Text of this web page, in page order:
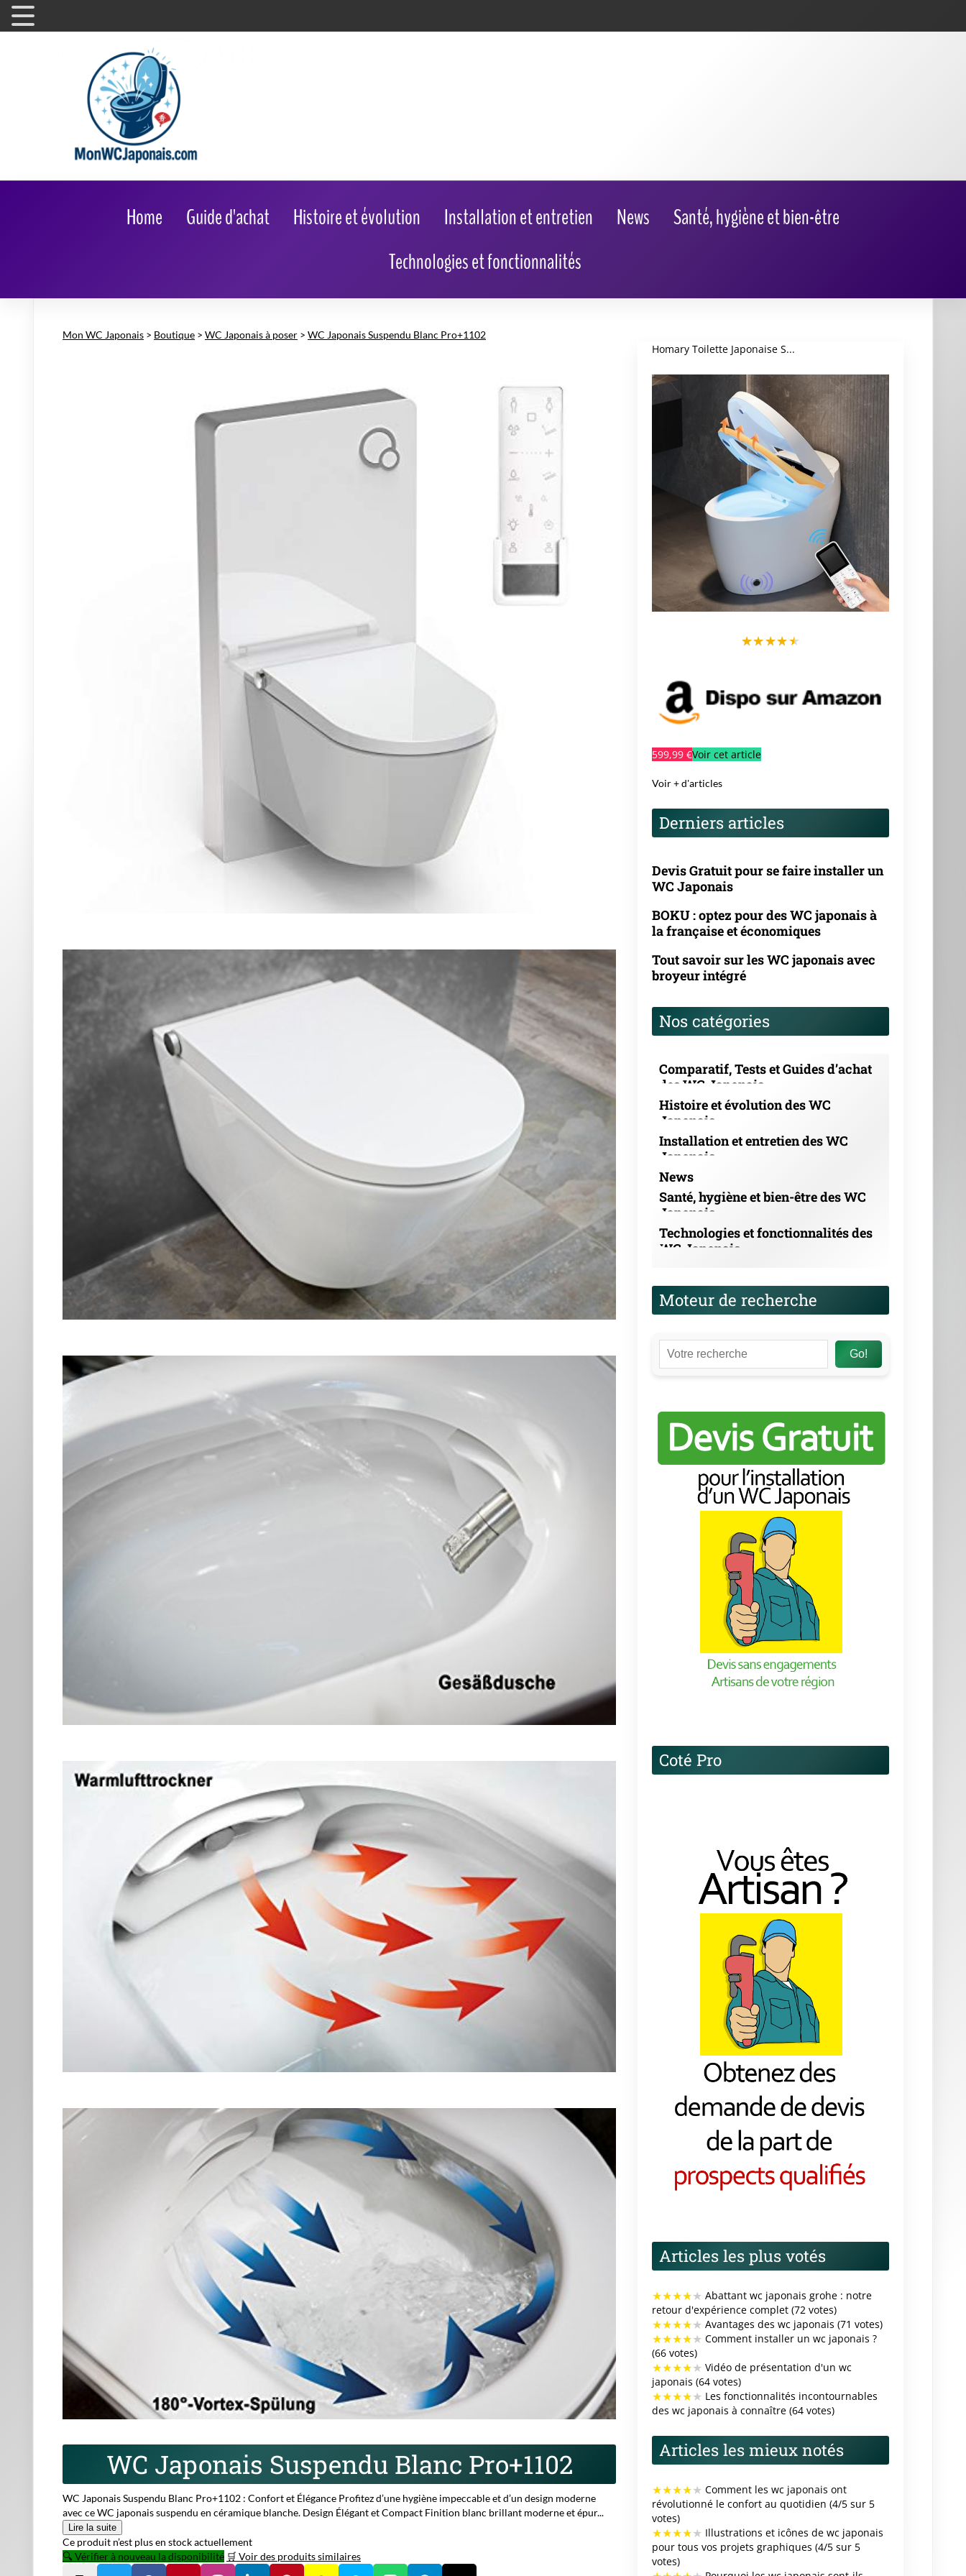
Home Guide d'achat Histoire et évolution Installation et entretien News
Santé, hygiène et bien-être
Technologies et fonctionnalités
Mon WC Japonais > Boutique > WC Japonais à poser > WC Japonais Suspendu Blanc Pro+1102
WC Japonais Suspendu Blanc Pro+1102
WC Japonais Suspendu Blanc Pro+1102 : Confort et Élégance Profitez d’une hygiène impeccable et d’un design moderne
avec ce WC japonais suspendu en céramique blanche. Design Élégant et Compact Finition blanc brillant moderne et épur...
Lire la suite
Ce produit n’est plus en stock actuellement
🔍 Vérifier à nouveau la disponibilité 🛒 Voir des produits similaires
Homary Toilette Japonaise S...
★★★★★
599,99 €Voir cet article
Voir + d'articles
Derniers articles
Devis Gratuit pour se faire installer un
WC Japonais
BOKU : optez pour des WC japonais à
la française et économiques
Tout savoir sur les WC japonais avec
broyeur intégré
Nos catégories
Comparatif, Tests et Guides d’achat
des WC Japonais
Histoire et évolution des WC
Japonais
Installation et entretien des WC
Japonais
News
Santé, hygiène et bien-être des WC
Japonais
Technologies et fonctionnalités des
WC Japonais
Moteur de recherche
Go!
Coté Pro
Articles les plus votés
★★★★★ Abattant wc japonais grohe : notre
retour d'expérience complet (72 votes)
★★★★★ Avantages des wc japonais (71 votes)
★★★★★ Comment installer un wc japonais ?
(66 votes)
★★★★★ Vidéo de présentation d'un wc
japonais (64 votes)
★★★★★ Les fonctionnalités incontournables
des wc japonais à connaître (64 votes)
Articles les mieux notés
★★★★★ Comment les wc japonais ont
révolutionné le confort au quotidien (4/5 sur 5
votes)
★★★★★ Illustrations et icônes de wc japonais
pour tous vos projets graphiques (4/5 sur 5
votes)